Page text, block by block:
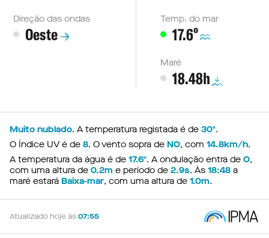
Direção das ondas
Oeste
Temp. do mar
17.6º
Maré
18.48h
Muito nublado. A temperatura registada é de 30º.
O Índice UV é de 8. O vento sopra de NO, com 14.8km/h.
A temperatura da água é de 17.6º. A ondulação entra de O,
com uma altura de 0.2m e período de 2.9s. Às 18:48 a
maré estará Baixa-mar, com uma altura de 1.0m.
Atualizado hoje às07:55